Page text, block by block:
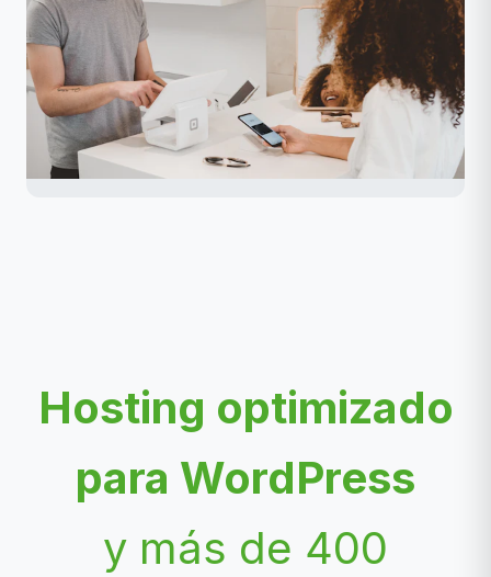
Hosting optimizado
para WordPress
y más de 400